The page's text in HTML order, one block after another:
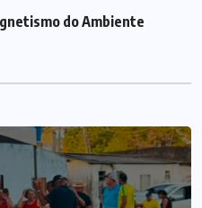
do Ambiente